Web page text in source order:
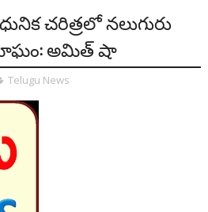
చరిత్రలో నలుగురు
అమిత్ షా
Telugu News